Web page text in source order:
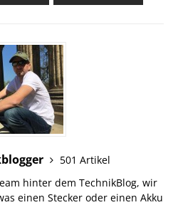
501 Artikel
hinter dem TechnikBlog, wir
einen Stecker oder einen Akku